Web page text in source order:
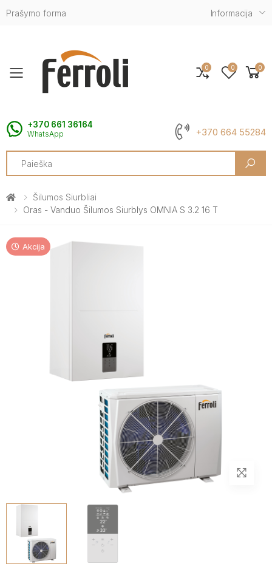
Prašymo forma Informacija
Toggle mobile menu
+370 661 36164
WhatsApp +370 664 55284
Search
0 0 0
Šilumos Siurbliai
Oras - Vanduo Šilumos Siurblys OMNIA S 3.2 16 T
Akcija